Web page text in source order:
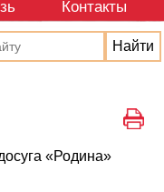
Контакты
«Родина»